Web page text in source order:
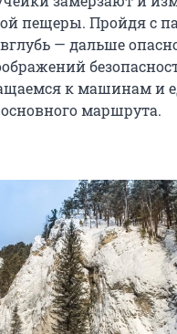
пещеры. Пройдя с
— дальше
к машинам и
маршрута.